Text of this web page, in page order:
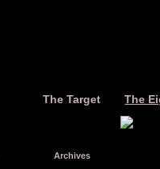
The Target The
Archives